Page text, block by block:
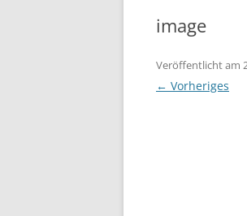
image
Veröffentlicht am
← Vorheriges